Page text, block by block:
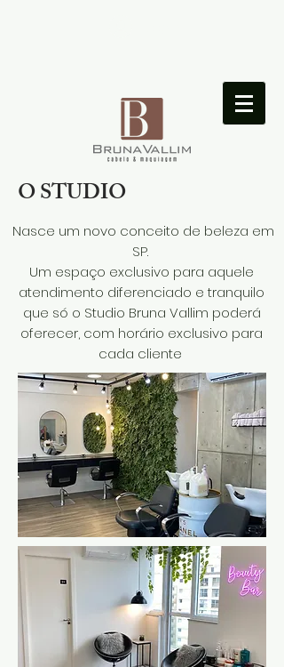
O STUDIO
Nasce um novo conceito de beleza em
SP.
Um espaço exclusivo para aquele
atendimento diferenciado e tranquilo
que só o Studio Bruna Vallim poderá
oferecer, com horário exclusivo para
cada cliente